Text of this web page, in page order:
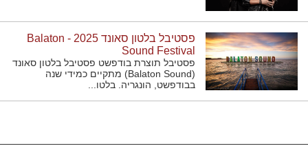
פסטיבל בלטון סאונד 2025 - Balaton
Sound Festival
פסטיבל תוצרת בודפשט פסטיבל בלטון סאונד
(Balaton Sound) מתקיים כמידי שנה
בבודפשט, הונגריה. בלטו...